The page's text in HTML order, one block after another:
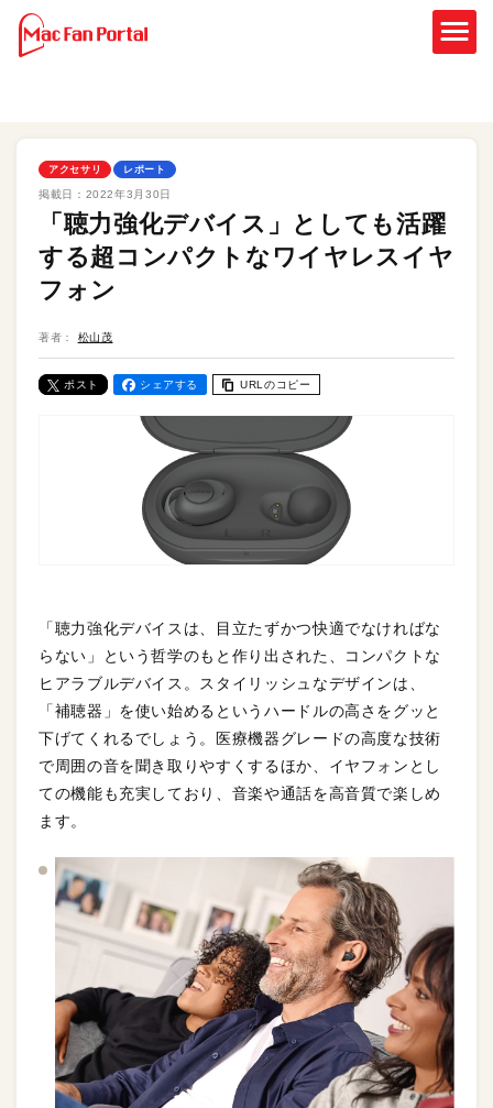
アクセサリ レポート
掲載日： 2022年3月30日
「聴力強化デバイス」としても活躍
する超コンパクトなワイヤレスイヤ
フォン
著者： 松山茂
ポスト シェアする URLのコピー
「聴力強化デバイスは、目立たずかつ快適でなければな
らない」という哲学のもと作り出された、コンパクトな
ヒアラブルデバイス。スタイリッシュなデザインは、
「補聴器」を使い始めるというハードルの高さをグッと
下げてくれるでしょう。医療機器グレードの高度な技術
で周囲の音を聞き取りやすくするほか、イヤフォンとし
ての機能も充実しており、音楽や通話を高音質で楽しめ
ます。